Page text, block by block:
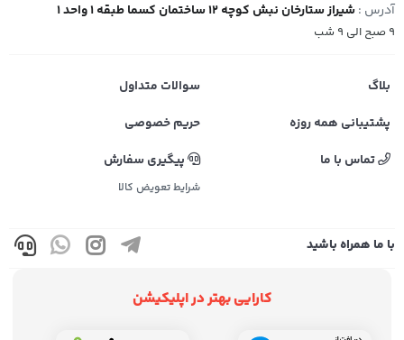
آدرس :شیراز ستارخان نبش کوچه 12 ساختمان کسما طبقه 1 واحد 1
9 صبح الی 9 شب
بلاگ
سوالات متداول
پشتیبانی همه روزه
حریم خصوصی
تماس با ما
پیگیری سفارش
شرایط تعویض کالا
با ما همراه باشید
کارایی بهتر در اپلیکیشن